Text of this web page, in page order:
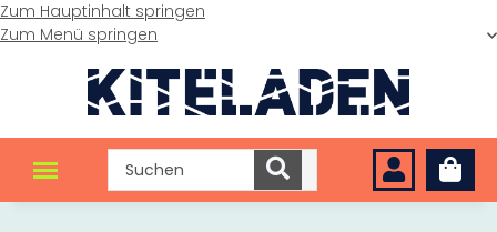
Zum Hauptinhalt springen
Zum Menü springen